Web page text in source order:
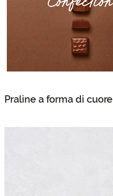
Praline a forma di cuore